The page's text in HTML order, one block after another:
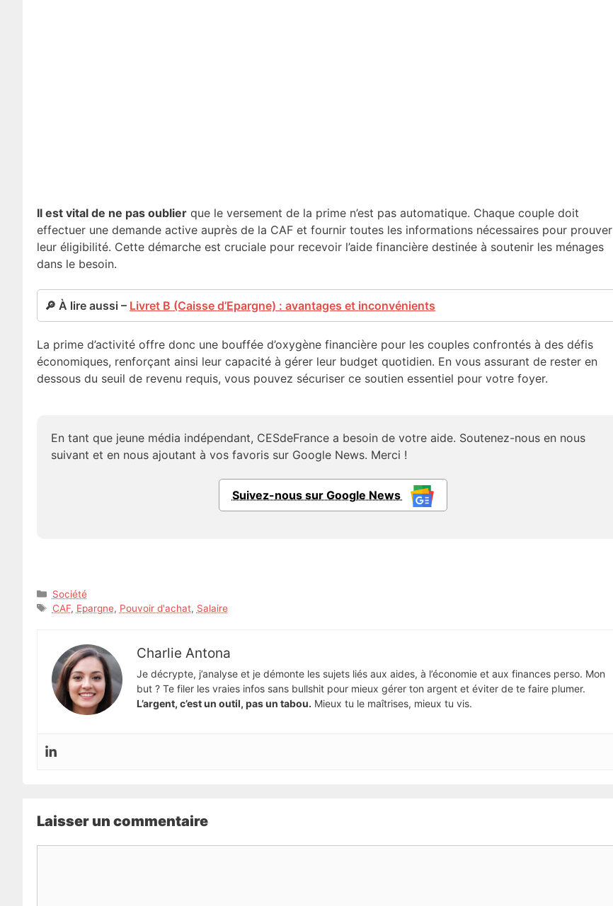
Il est vital de ne pas oublier que le versement de la prime n’est pas automatique. Chaque couple doit
effectuer une demande active auprès de la CAF et fournir toutes les informations nécessaires pour prouver
leur éligibilité. Cette démarche est cruciale pour recevoir l’aide financière destinée à soutenir les ménages
dans le besoin.
🔎 À lire aussi – Livret B (Caisse d’Epargne) : avantages et inconvénients
La prime d’activité offre donc une bouffée d’oxygène financière pour les couples confrontés à des défis
économiques, renforçant ainsi leur capacité à gérer leur budget quotidien. En vous assurant de rester en
dessous du seuil de revenu requis, vous pouvez sécuriser ce soutien essentiel pour votre foyer.
En tant que jeune média indépendant, CESdeFrance a besoin de votre aide. Soutenez-nous en nous
suivant et en nous ajoutant à vos favoris sur Google News. Merci !
Suivez-nous sur Google News
Catégories
Société
Étiquettes
CAF, Epargne, Pouvoir d'achat, Salaire
Charlie Antona
Je décrypte, j’analyse et je démonte les sujets liés aux aides, à l’économie et aux finances perso. Mon
but ? Te filer les vraies infos sans bullshit pour mieux gérer ton argent et éviter de te faire plumer.
L’argent, c’est un outil, pas un tabou. Mieux tu le maîtrises, mieux tu vis.
Laisser un commentaire